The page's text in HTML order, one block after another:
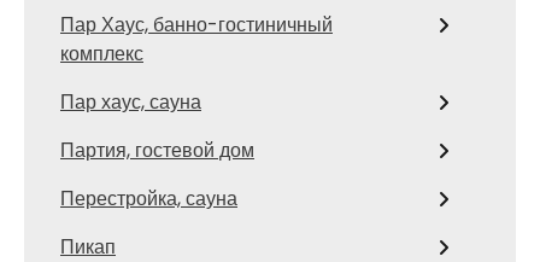
Пар Хаус, банно-гостиничный
комплекс
Пар хаус, сауна
Партия, гостевой дом
Перестройка, сауна
Пикап